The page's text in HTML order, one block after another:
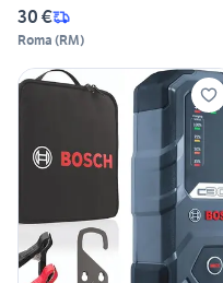
30 €
Roma (RM)